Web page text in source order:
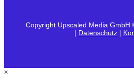
Copyright Upscaled Media GmbH
| Datenschutz|
×